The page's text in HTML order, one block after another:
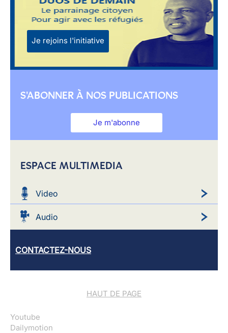
Je rejoins l'initiative
S'ABONNER À NOS PUBLICATIONS
Je m'abonne
ESPACE MULTIMEDIA
Video
Audio
CONTACTEZ-NOUS
HAUT DE PAGE
Youtube
Dailymotion